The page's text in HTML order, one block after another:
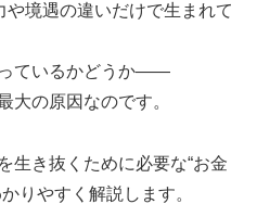
や境遇の違いだけで生まれて
ているかどうか――
大の原因なのです。
生き抜くために必要な“お金
りやすく解説します。